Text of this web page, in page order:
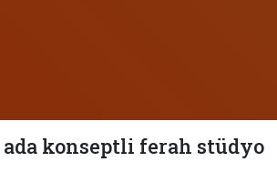
ada konseptli ferah stüdyo